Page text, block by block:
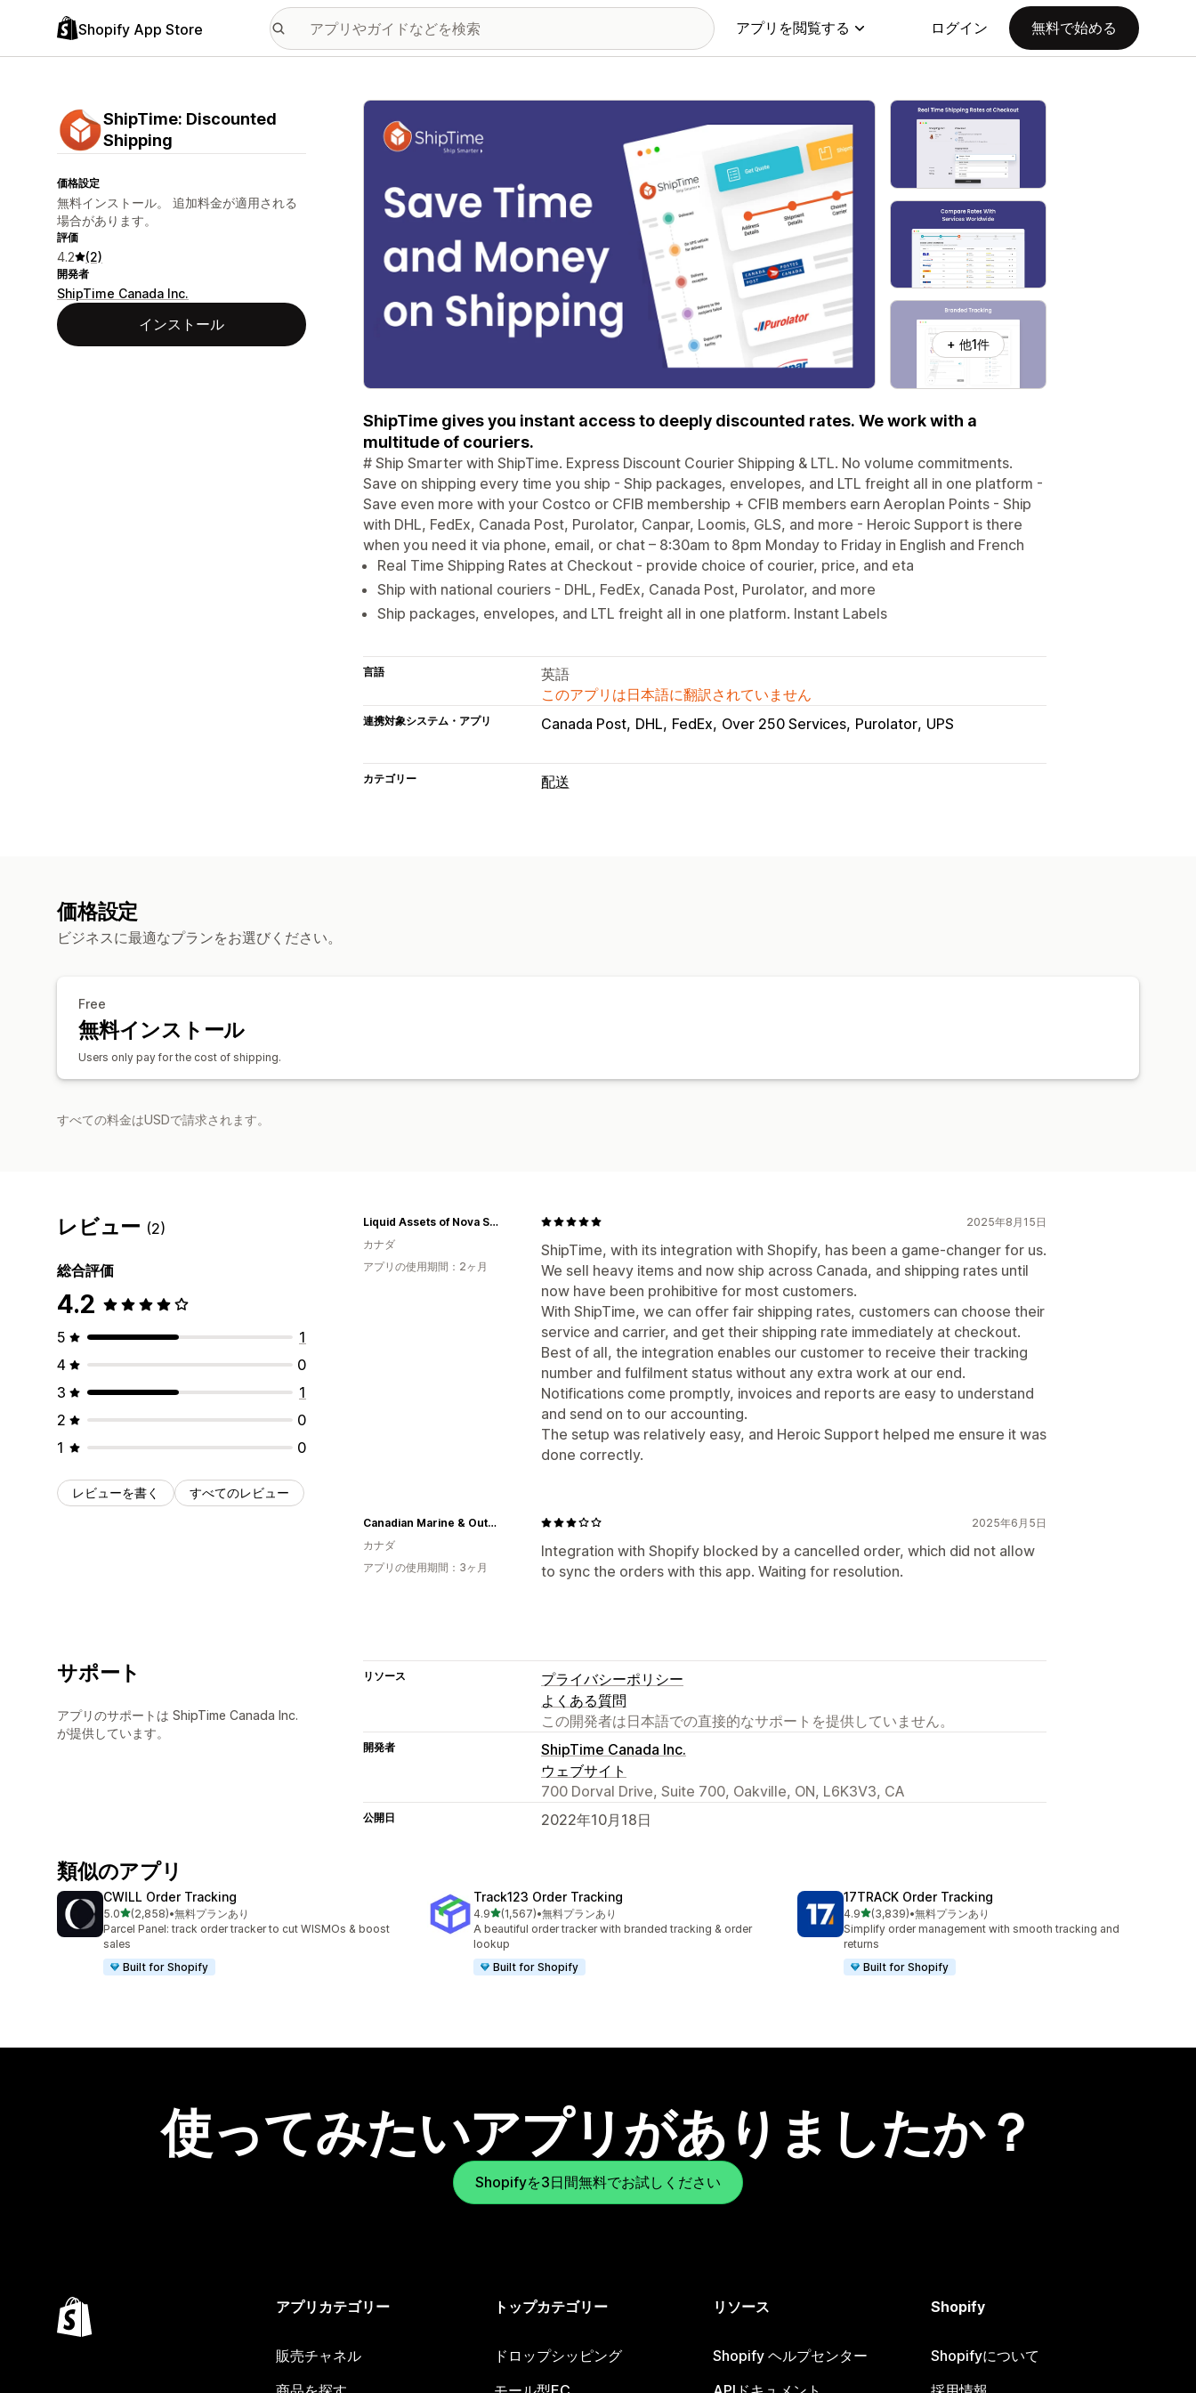
Shopify App Store アプリを閲覧する ログイン 無料で始める
ShipTime: Discounted
Shipping
価格設定
無料インストール。 追加料金が適用される
場合があります。
評価
4.2 (2)
開発者
ShipTime Canada Inc.
インストール
特集の画像ギャラリー
+ 他1件
ShipTime gives you instant access to deeply discounted rates. We work with a
multitude of couriers.
# Ship Smarter with ShipTime. Express Discount Courier Shipping & LTL. No volume commitments.
Save on shipping every time you ship - Ship packages, envelopes, and LTL freight all in one platform -
Save even more with your Costco or CFIB membership + CFIB members earn Aeroplan Points - Ship
with DHL, FedEx, Canada Post, Purolator, Canpar, Loomis, GLS, and more - Heroic Support is there
when you need it via phone, email, or chat – 8:30am to 8pm Monday to Friday in English and French
Real Time Shipping Rates at Checkout - provide choice of courier, price, and eta
Ship with national couriers - DHL, FedEx, Canada Post, Purolator, and more
Ship packages, envelopes, and LTL freight all in one platform. Instant Labels
言語
英語
このアプリは日本語に翻訳されていません
連携対象システム・アプリ Canada Post DHL FedEx Over 250 Services Purolator UPS
カテゴリー 配送
価格設定
ビジネスに最適なプランをお選びください。
Free
無料インストール
Users only pay for the cost of shipping.
すべての料金はUSDで請求されます。
レビュー (2)
総合評価
4.2
5
1
4
0
3
1
2
0
1
0
レビューを書く すべてのレビュー
2025年8月15日
ShipTime, with its integration with Shopify, has been a game-changer for us.
We sell heavy items and now ship across Canada, and shipping rates until
now have been prohibitive for most customers.
With ShipTime, we can offer fair shipping rates, customers can choose their
service and carrier, and get their shipping rate immediately at checkout.
Best of all, the integration enables our customer to receive their tracking
number and fulfilment status without any extra work at our end.
Notifications come promptly, invoices and reports are easy to understand
and send on to our accounting.
The setup was relatively easy, and Heroic Support helped me ensure it was
done correctly.
Liquid Assets of Nova Scotia
カナダ
アプリの使用期間：2ヶ月
2025年6月5日
Integration with Shopify blocked by a cancelled order, which did not allow
to sync the orders with this app. Waiting for resolution.
Canadian Marine & Outdoor Equipment
カナダ
アプリの使用期間：3ヶ月
サポート
アプリのサポートは ShipTime Canada Inc.
が提供しています。
リソース
プライバシーポリシー
よくある質問
この開発者は日本語での直接的なサポートを提供していません。
開発者
ShipTime Canada Inc.
ウェブサイト
700 Dorval Drive, Suite 700, Oakville, ON, L6K3V3, CA
公開日 2022年10月18日
類似のアプリ
CWILL Order Tracking
5.05つ星中
(2,858)
合計レビュー数：2858件
•無料プランあり
Parcel Panel: track order tracker to cut WISMOs & boost
sales
Built for Shopify
Track123 Order Tracking
4.95つ星中
(1,567)
合計レビュー数：1567件
•無料プランあり
A beautiful order tracker with branded tracking & order
lookup
Built for Shopify
17TRACK Order Tracking
4.95つ星中
(3,839)
合計レビュー数：3839件
•無料プランあり
Simplify order management with smooth tracking and
returns
Built for Shopify
使ってみたいアプリがありましたか？
Shopifyを3日間無料でお試しください
アプリカテゴリー
販売チャネル
トップカテゴリー
ドロップシッピング
リソース
Shopify ヘルプセンター
Shopify
Shopifyについて